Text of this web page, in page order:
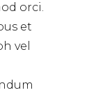
orci.
et
vel